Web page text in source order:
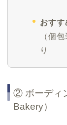
おすす
（個
り
② ボーディ
Bakery）